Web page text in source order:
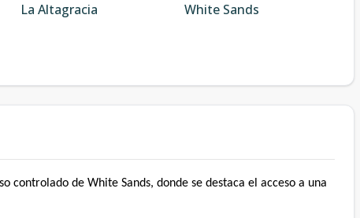
La Altagracia White Sands
controlado de White Sands, donde se destaca el acceso a una